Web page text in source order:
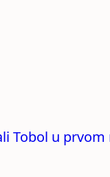
Tobol u